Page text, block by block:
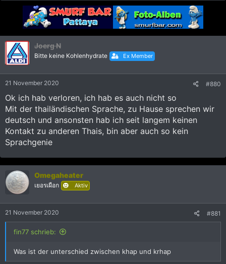
Dieser Buchstabe entspricht unserem "b", nicht dem "p":บ
Joerg N
Bitte keine Kohlenhydrate Ex Member
21 November 2020 #880
Ok ich hab verloren, ich hab es auch nicht so
Mit der thailändischen Sprache, zu Hause sprechen wir
deutsch und ansonsten hab ich seit langem keinen
Kontakt zu anderen Thais, bin aber auch so kein
Sprachgenie
Omegaheater
เยอรเผือก Aktiv
21 November 2020 #881
fin77 schrieb:
Was ist der unterschied zwischen khap und krhap